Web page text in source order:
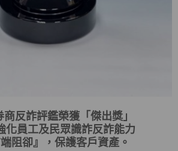
商反詐評鑑榮獲「傑出獎」
化員工及民眾識詐反詐能力
阻卻』 ，保護客戶資產。